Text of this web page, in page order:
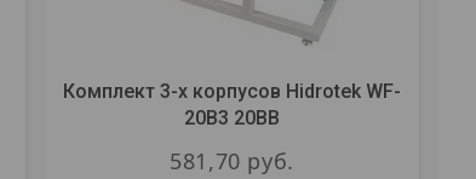
Комплект 3-х корпусов Hidrotek WF-
20B3 20BB
581,70 руб.